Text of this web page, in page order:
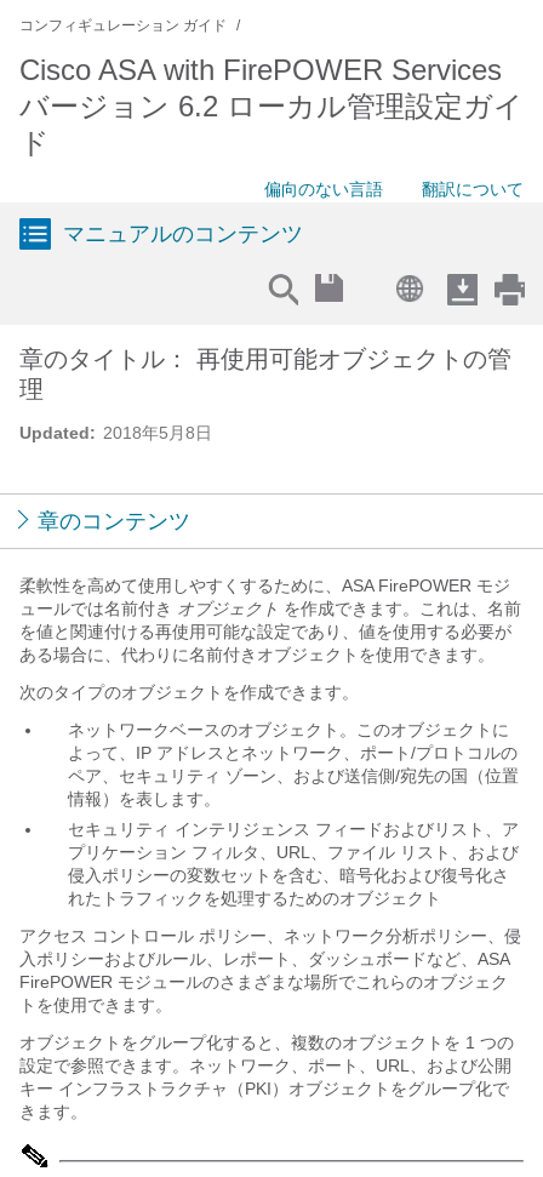
コンフィギュレーション ガイド
Cisco ASA with FirePOWER Services
バージョン 6.2 ローカル管理設定ガイ
ド
偏向のない言語 翻訳について
マニュアルのコンテンツ
Updated: 2018年5月8日
章のタイトル： 再使用可能オブジェクトの管
理
章のコンテンツ
柔軟性を高めて使用しやすくするために、ASA FirePOWER モジ
ュールでは名前付き オブジェクト を作成できます。これは、名前
を値と関連付ける再使用可能な設定であり、値を使用する必要が
ある場合に、代わりに名前付きオブジェクトを使用できます。
次のタイプのオブジェクトを作成できます。
ネットワークベースのオブジェクト。このオブジェクトに
よって、IP アドレスとネットワーク、ポート/プロトコルの
ペア、セキュリティ ゾーン、および送信側/宛先の国（位置
情報）を表します。
セキュリティ インテリジェンス フィードおよびリスト、ア
プリケーション フィルタ、URL、ファイル リスト、および
侵入ポリシーの変数セットを含む、暗号化および復号化さ
れたトラフィックを処理するためのオブジェクト
アクセス コントロール ポリシー、ネットワーク分析ポリシー、侵
入ポリシーおよびルール、レポート、ダッシュボードなど、ASA
FirePOWER モジュールのさまざまな場所でこれらのオブジェク
トを使用できます。
オブジェクトをグループ化すると、複数のオブジェクトを 1 つの
設定で参照できます。ネットワーク、ポート、URL、および公開
キー インフラストラクチャ（PKI）オブジェクトをグループ化で
きます。